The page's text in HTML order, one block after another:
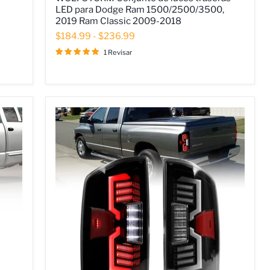
traseras
LED
para
Dodge
Ram
1500/2500/3500,
2018
LED para Dodge Ram 1500/2500/3500,
2019 Ram Classic 2009-2018
$184.99 -$236.99
1 Revisar